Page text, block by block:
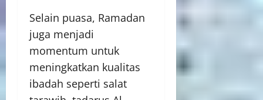
Selain puasa, Ramadan
juga menjadi
momentum untuk
meningkatkan kualitas
ibadah seperti salat